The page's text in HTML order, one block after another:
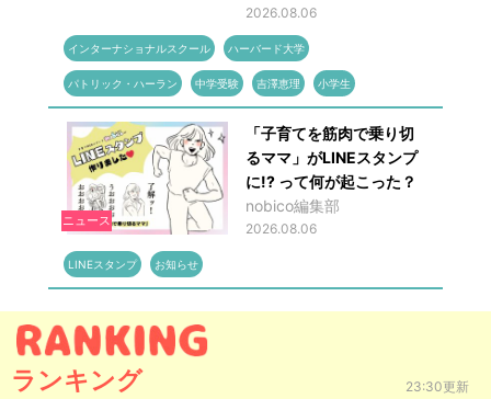
2026.08.06
インターナショナルスクール ハーバード大学
パトリック・ハーラン 中学受験 吉澤恵理 小学生
ニュース
「子育てを筋肉で乗り切
るママ」がLINEスタンプ
に!? って何が起こった？
nobico編集部
2026.08.06
LINEスタンプ お知らせ
ランキング 23:30更新